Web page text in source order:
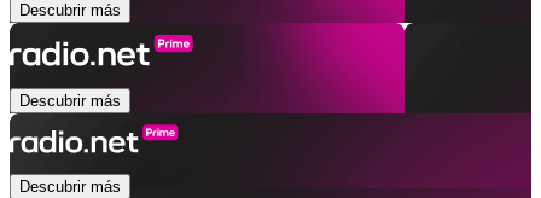
Descubrir más
Descubrir más
Descubrir más